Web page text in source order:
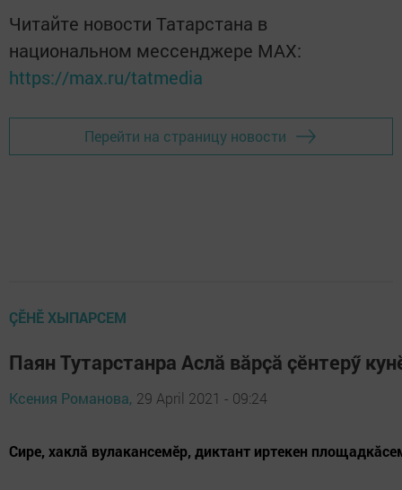
Читайте новости Татарстана в
национальном мессенджере MАХ:
https://max.ru/tatmedia
Перейти на страницу новости
ÇӖНӖ ХЫПАРСЕМ
Паян Тутарстанра Аслӑ вӑрҫӑ ҫӗнтерӳ
Ксения Романова, 29 April 2021 - 09:24
Сире, хаклӑ вулакансемӗр, диктант иртекен